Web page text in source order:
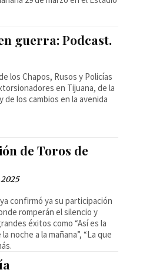
guerra: Podcast.
los Chapos, Rusos y Policías
en Tijuana, de la
de los cambios en la avenida
de Toros de
2025
confirmó ya su participación
romperán el silencio y
éxitos como “Así es la
noche a la mañana”, “La que